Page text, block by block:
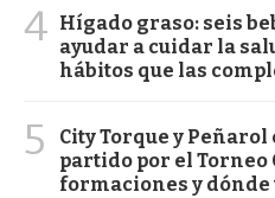
4 Hígado graso: seis
ayudar a cuidar la
hábitos que las
5
City Torque y
partido por el Torneo
formaciones y dónde